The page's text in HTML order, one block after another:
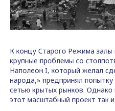
К концу Старого Режима залы
крупные проблемы со
Наполеон I, который желал
народа,» предпринял
сетью крытых рынков. Однако
этот масштабный проект так